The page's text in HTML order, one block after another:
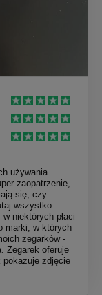
używania.
zaopatrzenie,
się, czy
wszystko
niektórych płaci
marki, w których
zegarków -
Zegarek oferuje
pokazuje zdjęcie